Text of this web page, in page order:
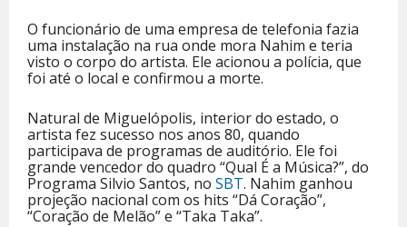
O funcionário de uma empresa de telefonia fazia
uma instalação na rua onde mora Nahim e teria
visto o corpo do artista. Ele acionou a polícia, que
foi até o local e confirmou a morte.
Natural de Miguelópolis, interior do estado, o
artista fez sucesso nos anos 80, quando
participava de programas de auditório. Ele foi
grande vencedor do quadro “Qual É a Música?”, do
Programa Silvio Santos, no SBT. Nahim ganhou
projeção nacional com os hits “Dá Coração”,
“Coração de Melão” e “Taka Taka”.